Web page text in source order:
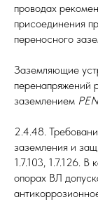
проводах
присоединения
переносного
Заземляющие
перенапряжений
заземлением РЕN
2.4.48.
заземления и
1.7.103, 1.7.126.
опорах ВЛ